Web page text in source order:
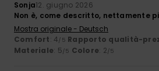
Sonja12. giugno 2026
Non è, come descritto, nettamente
Mostra originale - Deutsch
Comfort: 4/5 Rapporto qualità-
Materiale: 5/5 Colore: 2/5